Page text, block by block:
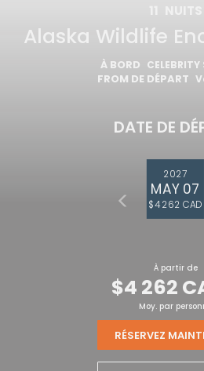
11 NUITS
Alaska Wildlife
À BORD
FROM DE DÉPART
DATE DE
2027
MAY 07
$4 262 CAD
À partir de
$4 262
Moy. par
RÉSERVEZ